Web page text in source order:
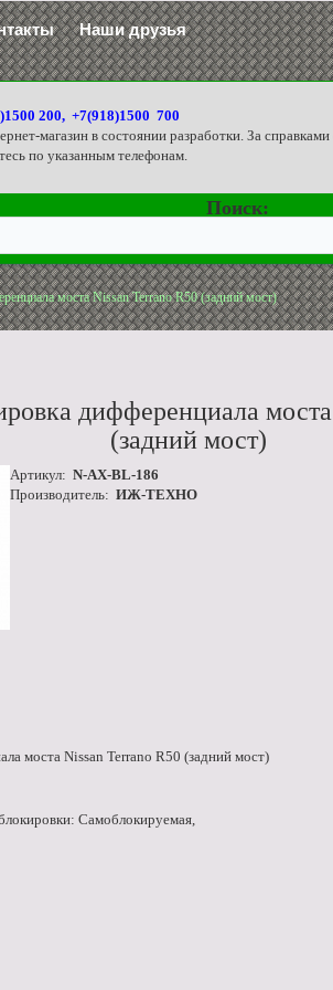
Наши друзья
200, +7(918)1500 700
магазин в состоянии разработки. За
по указанным телефонам.
Поиск:
моста Nissan Terrano R50 (задний мост)
дифференциала
(задний мост)
Артикул: N-AX-BL-186
Производитель: ИЖ-ТЕХНО
моста Nissan Terrano R50 (задний мост)
Самоблокируемая,